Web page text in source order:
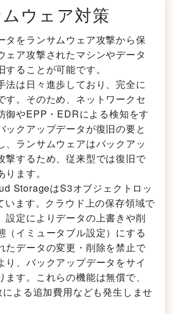
ウェア対策
タをランサムウェア攻撃から保
ェア攻撃されたマシンやデータ
ることが可能です。
法は日々進歩しており、完全に
す。そのため、ネットワークセ
御やEPP・EDRによる検知をす
ックアップデータが復旧の要と
、ランサムウェアはバックアッ
撃するため、従来型では復旧で
ます。
StorageはS3オブジェクトロッ
います。クラウド上の保存領域で
設定によりデータの上書きや削
（イミュータブル設定）にする
たデータの変更・削除を禁止で
り、バックアップデータをサイ
す。これらの機能は無償で、
よる追加費用なども発生しませ